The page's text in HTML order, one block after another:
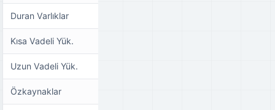
Duran Varlıklar
Kısa Vadeli Yük.
Uzun Vadeli Yük.
Özkaynaklar